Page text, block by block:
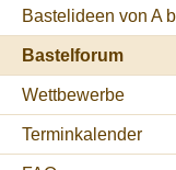
Bastelideen von A
Bastelforum
Wettbewerbe
Terminkalender